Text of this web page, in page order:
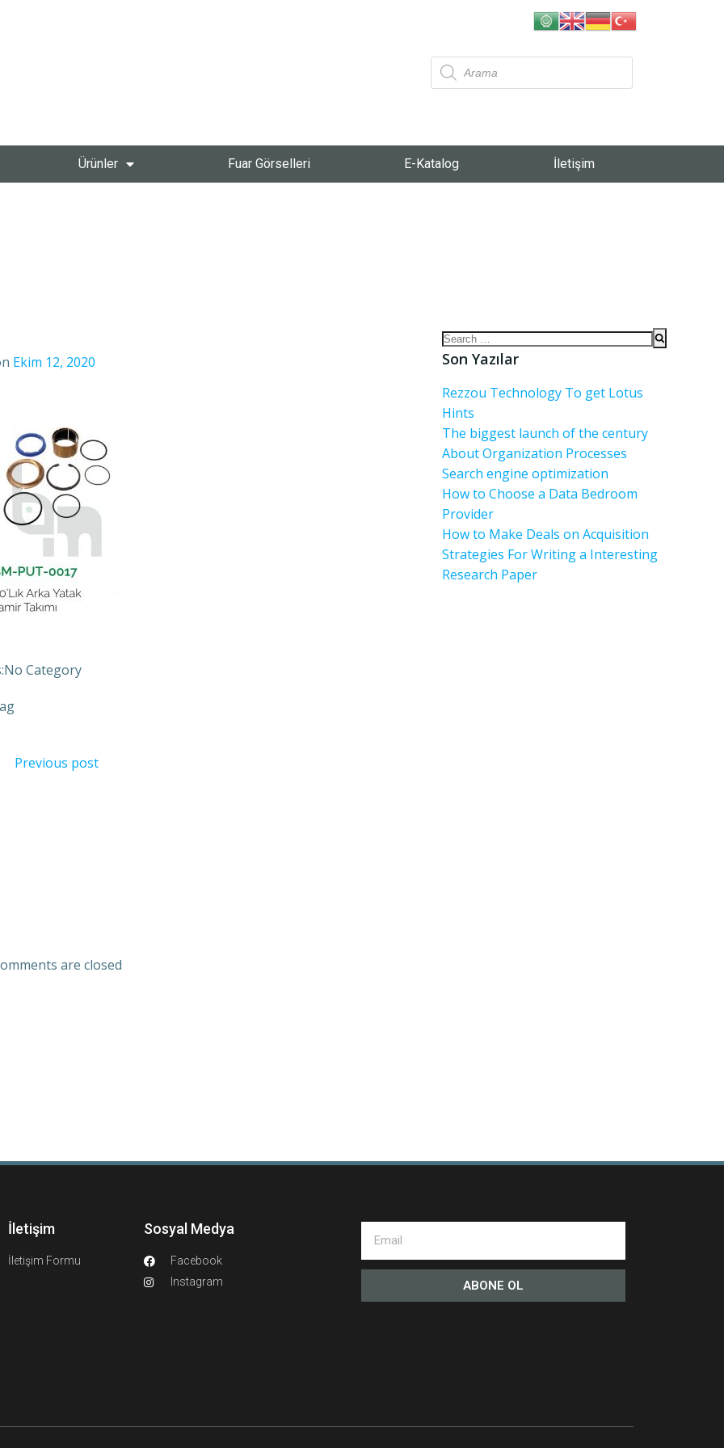
Ürünler Fuar Görselleri E-Katalog İletişim
Ekim 12, 2020
No Category
Previous post
are closed
Son Yazılar
Rezzou Technology To get Lotus
Hints
The biggest launch of the century
About Organization Processes
Search engine optimization
How to Choose a Data Bedroom
Provider
How to Make Deals on Acquisition
Strategies For Writing a Interesting
Research Paper
İletişim
İletişim Formu
Sosyal Medya
Facebook
Instagram
ABONE OL